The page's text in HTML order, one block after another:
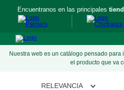
Encuentranos en las principales
Nuestra web es un catálogo pensado
el producto que va
RELEVANCIA